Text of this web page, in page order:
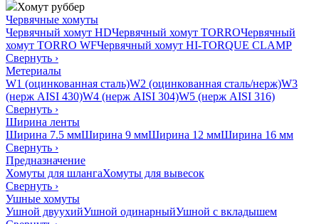
Хомут руббер
Червячные хомуты
Червячный хомут HDЧервячный хомут TORROЧервячный
хомут TORRO WFЧервячный хомут HI-TORQUE CLAMP
Свернуть ›
Метериалы
W1 (оцинкованная сталь)W2 (оцинкованная сталь/нерж)W3
(нерж AISI 430)W4 (нерж AISI 304)W5 (нерж AISI 316)
Свернуть ›
Ширина ленты
Ширина 7.5 ммШирина 9 ммШирина 12 ммШирина 16 мм
Свернуть ›
Предназначение
Хомуты для шлангаХомуты для вывесок
Свернуть ›
Ушные хомуты
Ушной двуухийУшной одинарныйУшной с вкладышем